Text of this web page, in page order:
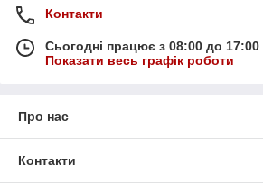
Контакти
Сьогодні працює з 08:00 до 17:00
Показати весь графік роботи
Про нас
Контакти